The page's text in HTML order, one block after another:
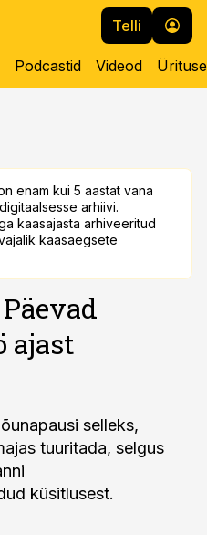
Telli
Podcastid Videod
enam kui 5 aastat vana
arhiivi.
kaasajasta arhiveeritud
kaasaegsete
ajast
selleks,
tuuritada, selgus
küsitlusest.